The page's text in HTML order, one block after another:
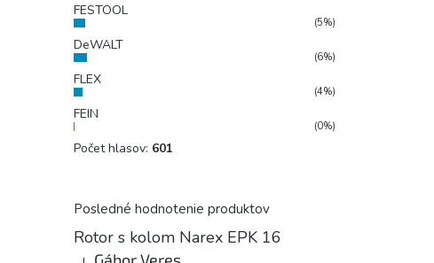
FESTOOL
(5%)
DeWALT
(6%)
FLEX
(4%)
FEIN
(0%)
Počet hlasov: 601
Posledné hodnotenie produktov
Rotor s kolom Narex EPK 16